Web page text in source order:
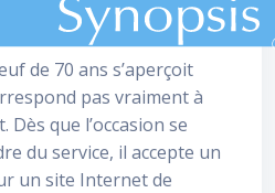
de 70 ans s’aperçoit
pas vraiment à
Dès que l’occasion se
du service, il accepte un
un site Internet de